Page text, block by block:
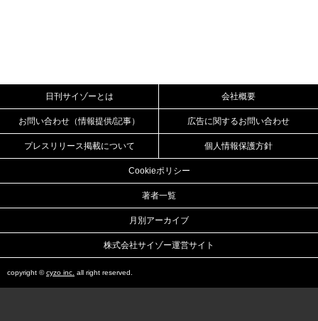
日刊サイゾーとは 会社概要
お問い合わせ（情報提供/記事） 広告に関するお問い合わせ
プレスリリース掲載について 個人情報保護方針
Cookieポリシー
著者一覧
月別アーカイブ
株式会社サイゾー運営サイト
copyright ©cyzo inc. all right reserved.